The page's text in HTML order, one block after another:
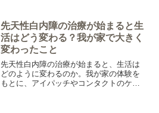
先天性白内障の治療が始まると生
活はどう変わる？我が家で大きく
変わったこと
先天性白内障の治療が始まると、生活は
どのように変わるのか。我が家の体験を
もとに、アイパッチやコンタクトのケ